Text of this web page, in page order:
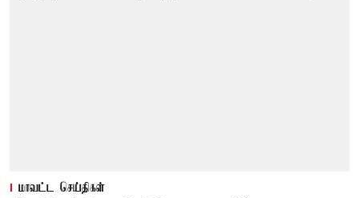
மாவட்ட செய்திகள்